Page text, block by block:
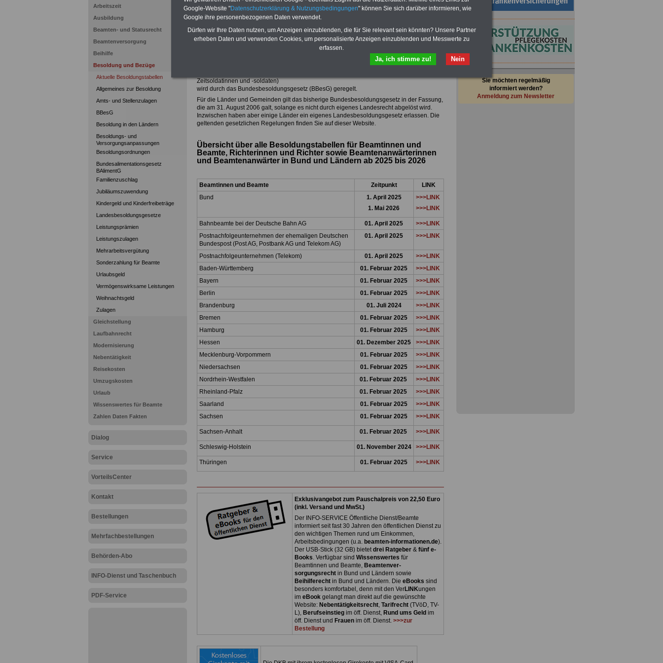
Arbeitszeit
Ausbildung
Beamten- und Statusrecht
Beamtenversorgung
Beihilfe
Besoldung und Bezüge
Aktuelle Besoldungstabellen
Allgemeines zur Besoldung
Amts- und Stellenzulagen
BBesG
Besoldung in den Ländern
Besoldungs- und
Versorgungsanpassungen
Besoldungsordnungen
Bundesalimentationsgesetz
BAlimentG
Familienzuschlag
Jubiläumszuwendung
Kindergeld und Kinderfreibeträge
Landesbesoldungsgesetze
Leistungsprämien
Leistungszulagen
Mehrarbeitsvergütung
Sonderzahlung für Beamte
Urlaubsgeld
Vermögenswirksame Leistungen
Weihnachtsgeld
Zulagen
Gleichstellung
Laufbahnrecht
Modernisierung
Nebentätigkeit
Reisekosten
Umzugskosten
Urlaub
Wissenswertes für Beamte
Zahlen Daten Fakten
Dialog
Service
VorteilsCenter
Kontakt
Bestellungen
Mehrfachbestellungen
Behörden-Abo
INFO-Dienst und Taschenbuch
PDF-Service
Postnachfolgeunternehmen (PNU) sowie der Länder
Mit der Föderalismusreform I, die am 1. September 2006 durch die Änderung des
und Ländern verändert worden. Seitdem können Bund und Länder die Besoldung ihrer
Beamtinnen und Beamten eigenständig gestalten.
Zeitsoldatinnen und -soldaten)
wird durch das Bundesbesoldungsgesetz (BBesG) geregelt.
Für die Länder und Gemeinden gilt das bisherige Bundesbesoldungsgesetz in der Fassung,
die am 31. August 2006 galt, solange es nicht durch eigenes Landesrecht abgelöst wird.
Inzwischen haben aber einige Länder ein eigenes Landesbesoldungsgesetz erlassen. Die
geltenden gesetzlichen Regelungen finden Sie auf dieser Website.
Übersicht über alle Besoldungstabellen für Beamtinnen und
Beamte, Richterinnen und Richter sowie Beamtenanwärterinnen
und Beamtenanwärter in Bund und Ländern ab 2025 bis 2026
Beamtinnen und Beamte Zeitpunkt
LINK
Bund
1. April 2025
1. Mai 2026
>>>LINK
>>>LINK
Bahnbeamte bei der Deutsche Bahn AG 01. April 2025
>>>LINK
Postnachfolgeunternehmen der ehemaligen Deutschen
Bundespost (Post AG, Postbank AG und Telekom AG)
01. April 2025 >>>LINK
Postnachfolgeunternehmen (Telekom) 01. April 2025
>>>LINK
Baden-Württemberg
01. Februar 2025
>>>LINK
Bayern
01. Februar 2025
>>>LINK
Berlin
01. Februar 2025
>>>LINK
Brandenburg
01. Juli 2024
>>>LINK
Bremen
01. Februar 2025
>>>LINK
Hamburg
01. Februar 2025
>>>LINK
Hessen
01. Dezember 2025
>>>LINK
Mecklenburg-Vorpommern
01. Februar 2025
>>>LINK
Niedersachsen
01. Februar 2025
>>>LINK
Nordrhein-Westfalen
01. Februar 2025
>>>LINK
Rheinland-Pfalz
01. Februar 2025
>>>LINK
Saarland
01. Februar 2025
>>>LINK
Sachsen
01. Februar 2025 >>>LINK
Sachsen-Anhalt 01. Februar 2025 >>>LINK
Schleswig-Holstein 01. November 2024 >>>LINK
Thüringen 01. Februar 2025 >>>LINK
Exklusivangebot zum Pauschalpreis von 22,50 Euro
(inkl. Versand und MwSt.)
Der INFO-SERVICE Öffentliche Dienst/Beamte
informiert seit fast 30 Jahren den öffentlichen Dienst zu
den wichtigen Themen rund um Einkommen,
Arbeitsbedingungen (u.a. beamten-informationen.de).
Der USB-Stick (32 GB) bietetdrei Ratgeber& fünf e-
Books. Verfügbar sind Wissenswertes für
Beamtinnen und Beamte, Beamtenver-
sorgungsrechtin Bund und Ländern sowie
Beihilferechtin Bund und Ländern. Die eBooks sind
besonders komfortabel, denn mit den VerLINKungen
im eBookgelangt man direkt auf die gewünschte
Website: Nebentätigkeitsrecht, Tarifrecht (TVöD, TV-
L), Berufseinstieg im öff. Dienst, Rund ums Geld im
öff. Dienst und Frauen im öff. Dienst. >>>zur
Bestellung
Sie möchten regelmäßig
informiert werden?
Anmeldung zum Newsletter
Google-Website "Datenschutzerklärung & Nutzungsbedingungen" können Sie sich darüber informieren, wie
Google ihre personenbezogenen Daten verwendet.
Dürfen wir Ihre Daten nutzen, um Anzeigen einzublenden, die für Sie relevant sein könnten? Unsere Partner
erheben Daten und verwenden Cookies, um personalisierte Anzeigen einzublenden und Messwerte zu
erfassen.
Nein
Ja, ich stimme zu!